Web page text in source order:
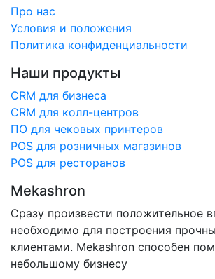
Про нас
Условия и положения
Политика конфиденциальности
Наши продукты
CRM для бизнеса
CRM для колл-центров
ПО для чековых принтеров
POS для розничных магазинов
POS для ресторанов
Mekashron
Сразу произвести положительное
необходимо для построения
клиентами. Mekashron способен
небольшому бизнесу